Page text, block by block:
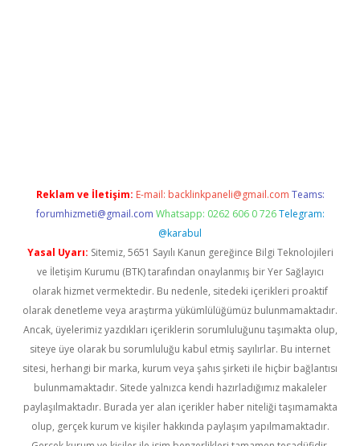
Reklam ve İletişim: E-mail: backlinkpaneli@gmail.com Teams:
forumhizmeti@gmail.com Whatsapp: 0262 606 0 726 Telegram:
@karabul
Yasal Uyarı: Sitemiz, 5651 Sayılı Kanun gereğince Bilgi Teknolojileri
ve İletişim Kurumu (BTK) tarafından onaylanmış bir Yer Sağlayıcı
olarak hizmet vermektedir. Bu nedenle, sitedeki içerikleri proaktif
olarak denetleme veya araştırma yükümlülüğümüz bulunmamaktadır.
Ancak, üyelerimiz yazdıkları içeriklerin sorumluluğunu taşımakta olup,
siteye üye olarak bu sorumluluğu kabul etmiş sayılırlar. Bu internet
sitesi, herhangi bir marka, kurum veya şahıs şirketi ile hiçbir bağlantısı
bulunmamaktadır. Sitede yalnızca kendi hazırladığımız makaleler
paylaşılmaktadır. Burada yer alan içerikler haber niteliği taşımamakta
olup, gerçek kurum ve kişiler hakkında paylaşım yapılmamaktadır.